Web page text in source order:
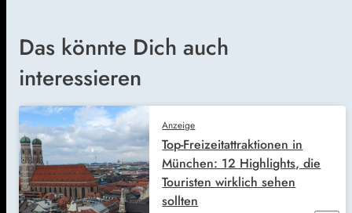
Das könnte Dich auch
interessieren
Anzeige
Top-Freizeitattraktionen in
München: 12 Highlights, die
Touristen wirklich sehen
sollten